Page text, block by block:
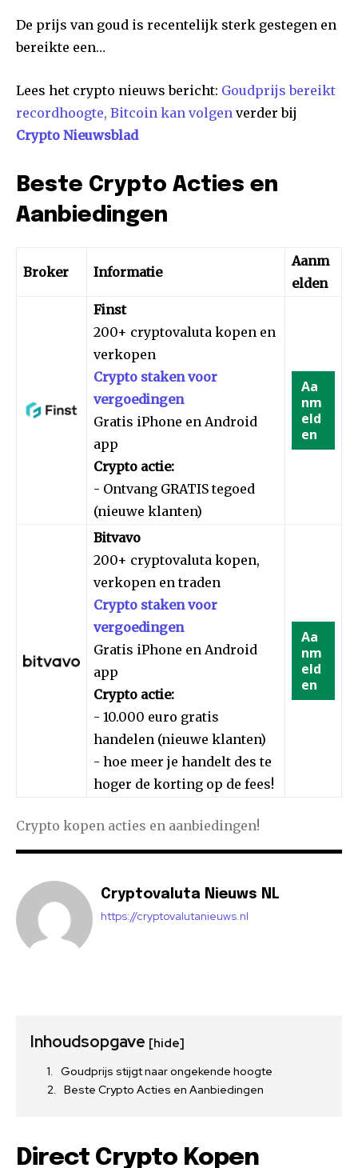
De prijs van goud is recentelijk sterk gestegen en
bereikte een…
Lees het crypto nieuws bericht: Goudprijs bereikt
recordhoogte, Bitcoin kan volgen verder bij
Crypto Nieuwsblad
Beste Crypto Acties en
Aanbiedingen
Broker Informatie
Aanm
elden
Finst
200+ cryptovaluta kopen en
verkopen
Crypto staken voor
vergoedingen
Gratis iPhone en Android
app
Crypto actie:
- Ontvang GRATIS tegoed
(nieuwe klanten)
Aa
nm
eld
en
Bitvavo
200+ cryptovaluta kopen,
verkopen en traden
Crypto staken voor
vergoedingen
Gratis iPhone en Android
app
Crypto actie:
- 10.000 euro gratis
handelen (nieuwe klanten)
- hoe meer je handelt des te
hoger de korting op de fees!
Aa
nm
eld
en
Crypto kopen acties en aanbiedingen!
Cryptovaluta Nieuws NL
https://cryptovalutanieuws.nl
Inhoudsopgave [hide]
Goudprijs stijgt naar ongekende hoogte
Beste Crypto Acties en Aanbiedingen
Direct Crypto Kopen